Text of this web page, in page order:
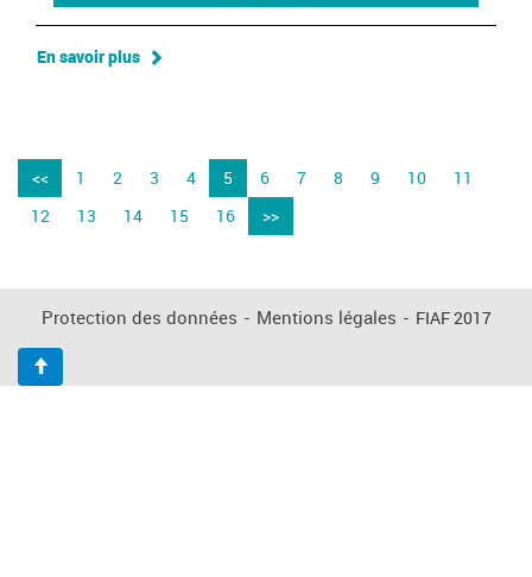
En savoir plus
<< 1 2 3 4 5 6 7 8 9 10
11
12
13 14 15 16 >>
Protection des données - Mentions légales - FIAF 2017